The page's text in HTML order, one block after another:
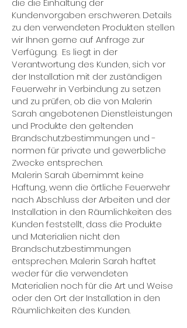
die die Einhaltung der
Kundenvorgaben erschweren. Details
zu den verwendeten Produkten stellen
wir Ihnen gerne auf Anfrage zur
Verfügung. Es liegt in der
Verantwortung des Kunden, sich vor
der Installation mit der zuständigen
Feuerwehr in Verbindung zu setzen
und zu prüfen, ob die von Malerin
Sarah angebotenen Dienstleistungen
und Produkte den geltenden
Brandschutzbestimmungen und -
normen für private und gewerbliche
Zwecke entsprechen.
Malerin Sarah übernimmt keine
Haftung, wenn die örtliche Feuerwehr
nach Abschluss der Arbeiten und der
Installation in den Räumlichkeiten des
Kunden feststellt, dass die Produkte
und Materialien nicht den
Brandschutzbestimmungen
entsprechen. Malerin Sarah haftet
weder für die verwendeten
Materialien noch für die Art und Weise
oder den Ort der Installation in den
Räumlichkeiten des Kunden.